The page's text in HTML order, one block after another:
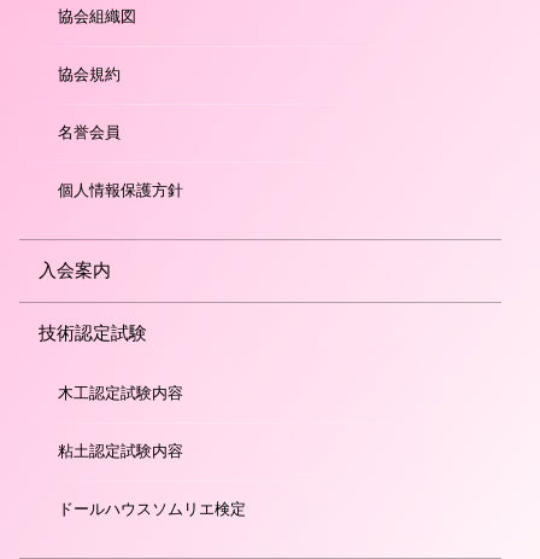
協会組織図
協会規約
名誉会員
個人情報保護方針
入会案内
技術認定試験
木工認定試験内容
粘土認定試験内容
ドールハウスソムリエ検定